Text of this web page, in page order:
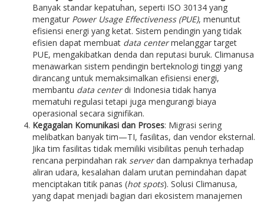
Banyak standar kepatuhan, seperti ISO 30134 yang
mengatur Power Usage Effectiveness (PUE), menuntut
efisiensi energi yang ketat. Sistem pendingin yang tidak
efisien dapat membuat data centermelanggar target
PUE, mengakibatkan denda dan reputasi buruk. Climanusa
menawarkan sistem pendingin berteknologi tinggi yang
dirancang untuk memaksimalkan efisiensi energi,
membantu data centerdi Indonesia tidak hanya
mematuhi regulasi tetapi juga mengurangi biaya
operasional secara signifikan.
Kegagalan Komunikasi dan Proses: Migrasi sering
melibatkan banyak tim—TI, fasilitas, dan vendor eksternal.
Jika tim fasilitas tidak memiliki visibilitas penuh terhadap
rencana perpindahan rak serverdan dampaknya terhadap
aliran udara, kesalahan dalam urutan pemindahan dapat
menciptakan titik panas (hot spots). Solusi Climanusa,
yang dapat menjadi bagian dari ekosistem manajemen